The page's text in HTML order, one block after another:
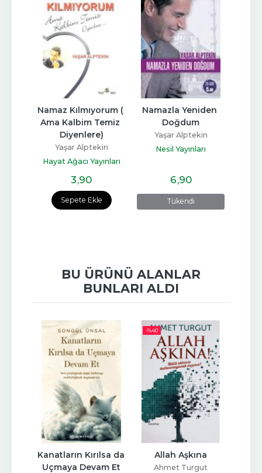
Sepete Ekle
Namaz Kılmıyorum (
Ama Kalbim Temiz
Diyenlere)
Yaşar Alptekin
Hayat Ağacı Yayınları
3,90
Tükendi
Namazla Yeniden
Doğdum
Yaşar Alptekin
Nesil Yayınları
6,90
BU ÜRÜNÜ ALANLAR
BUNLARI ALDI
Kanatların Kırılsa da
Uçmaya Devam Et
-%40
Allah Aşkına
Ahmet Turgut